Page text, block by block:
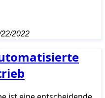
2022